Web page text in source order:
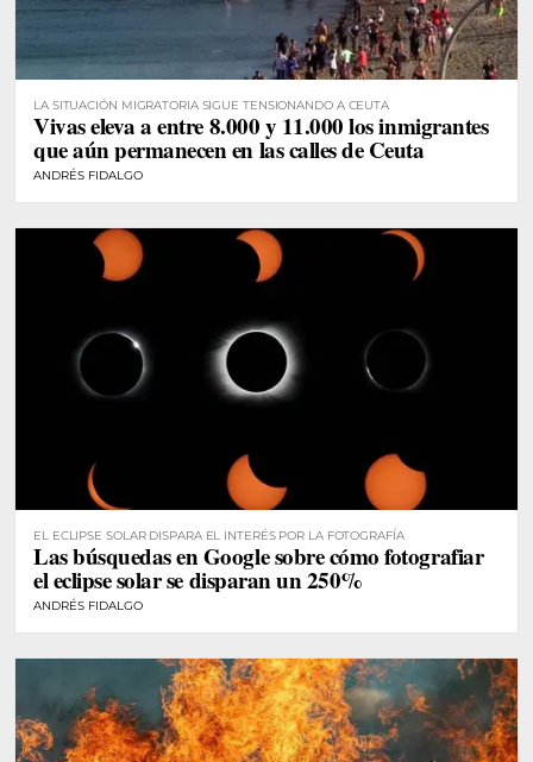
LA SITUACIÓN MIGRATORIA SIGUE TENSIONANDO A CEUTA
Vivas eleva a entre 8.000 y 11.000 los inmigrantes
que aún permanecen en las calles de Ceuta
ANDRÉS FIDALGO
EL ECLIPSE SOLAR DISPARA EL INTERÉS POR LA FOTOGRAFÍA
Las búsquedas en Google sobre cómo fotografiar
el eclipse solar se disparan un 250%
ANDRÉS FIDALGO